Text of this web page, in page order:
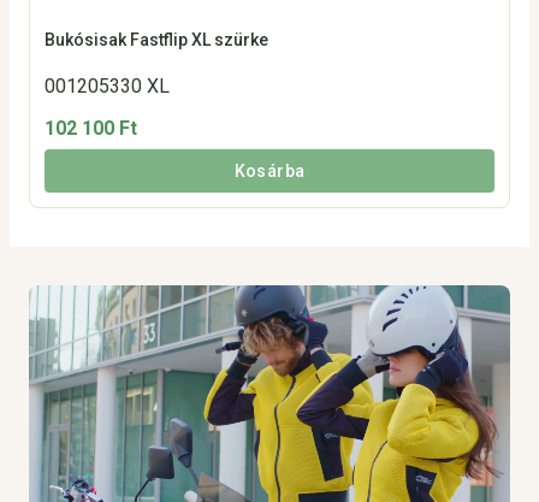
Bukósisak Fastflip XL szürke
001205330 XL
102 100 Ft
Kosárba